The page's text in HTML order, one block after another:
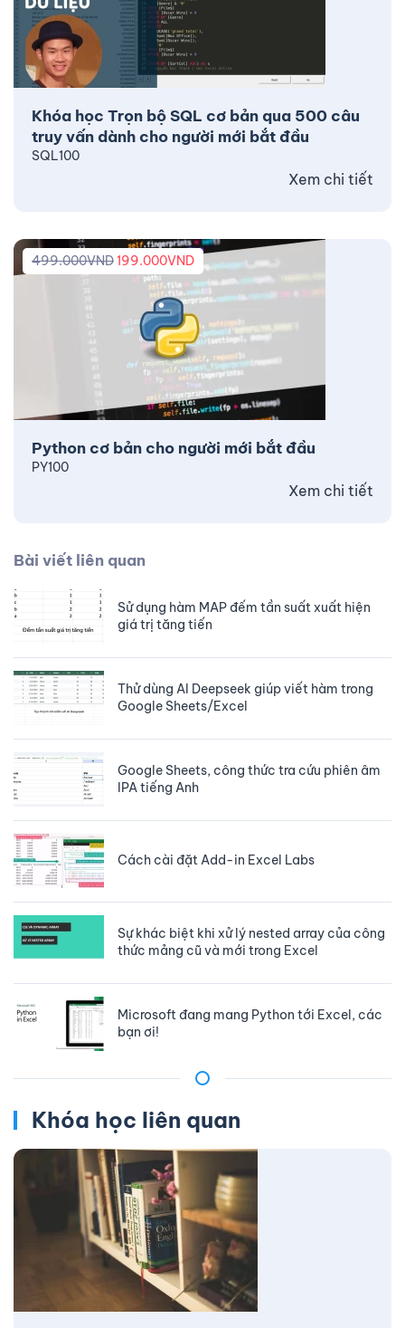
Khóa học Trọn bộ SQL cơ bản qua 500 câu
truy vấn dành cho người mới bắt đầu
SQL100
Xem chi tiết
Python cơ bản cho người mới bắt đầu
499.000VND199.000VND
PY100
Xem chi tiết
Bài viết liên quan
Sử dụng hàm MAP đếm tần suất xuất hiện
giá trị tăng tiến
Thử dùng AI Deepseek giúp viết hàm trong
Google Sheets/Excel
Google Sheets, công thức tra cứu phiên âm
IPA tiếng Anh
Cách cài đặt Add-in Excel Labs
Sự khác biệt khi xử lý nested array của công
thức mảng cũ và mới trong Excel
Microsoft đang mang Python tới Excel, các
bạn ơi!
Khóa học liên quan